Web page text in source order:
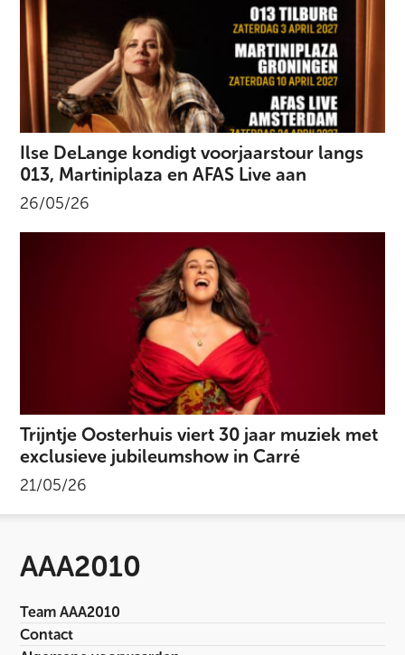
Ilse DeLange kondigt voorjaarstour langs
013, Martiniplaza en AFAS Live aan
26/05/26
Trijntje Oosterhuis viert 30 jaar muziek met
exclusieve jubileumshow in Carré
21/05/26
AAA2010
Team AAA2010
Contact